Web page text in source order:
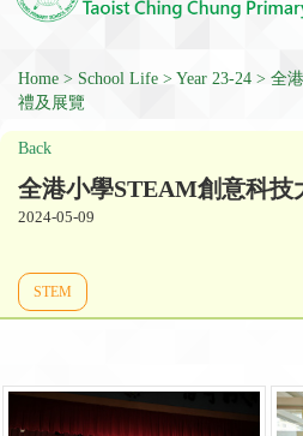
Home School Life Year 23-24
全
禮及展覽
Back
全港小學STEAM創意科技
2024-05-09
STEM